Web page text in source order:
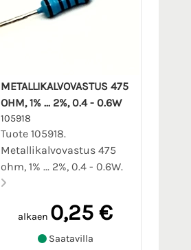
METALLIKALVOVASTUS 475
OHM, 1% ... 2%, 0.4 - 0.6W
105918
Tuote 105918.
Metallikalvovastus 475
ohm, 1% ... 2%, 0.4 - 0.6W.
alkaen 0,25 €
Saatavilla